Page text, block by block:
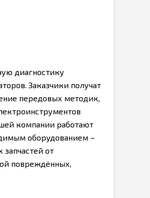
диагностику
Заказчики получат
передовых методик,
компании работают
оборудованием –
от
повреждённых,